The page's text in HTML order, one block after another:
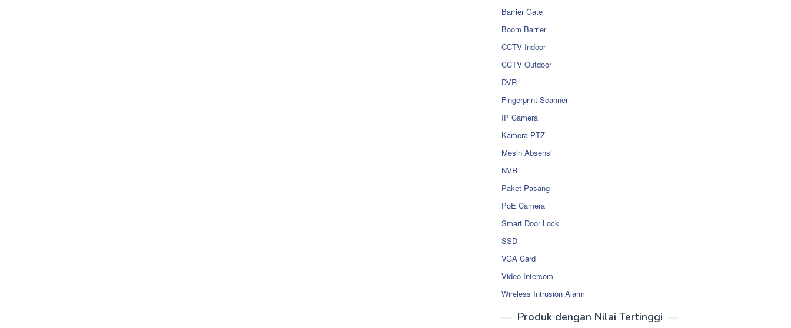
Barrier Gate
Boom Barrier
CCTV Indoor
CCTV Outdoor
DVR
Fingerprint Scanner
IP Camera
Kamera PTZ
Mesin Absensi
NVR
Paket Pasang
PoE Camera
Smart Door Lock
SSD
VGA Card
Video Intercom
Wireless Intrusion Alarm
Produk dengan Nilai Tertinggi